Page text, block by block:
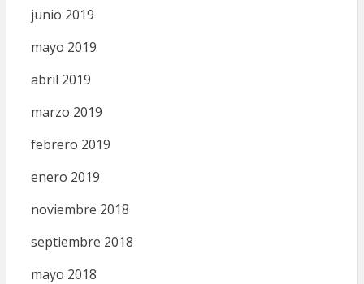
junio 2019
mayo 2019
abril 2019
marzo 2019
febrero 2019
enero 2019
noviembre 2018
septiembre 2018
mayo 2018